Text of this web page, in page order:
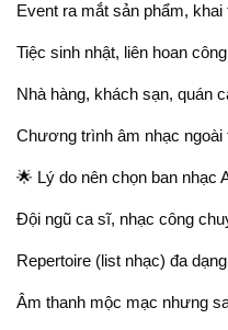
Event ra mắt sản phẩm,
Tiệc sinh nhật, liên hoan
Nhà hàng, khách sạn, quán
Chương trình âm nhạc ngoài
🌟 Lý do nên chọn ban nhạc
Đội ngũ ca sĩ, nhạc công
Repertoire (list nhạc) đa
Âm thanh mộc mạc nhưng